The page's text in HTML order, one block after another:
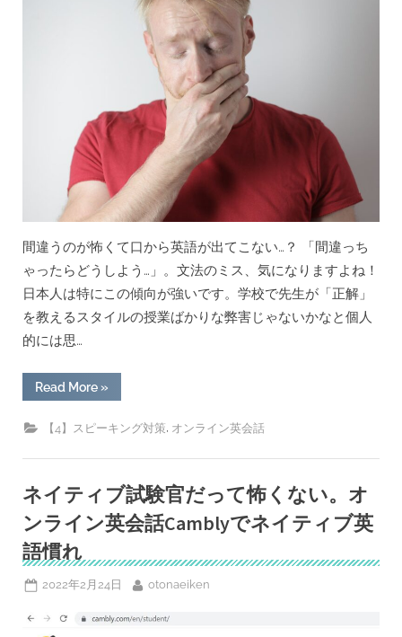
間違うのが怖くて口から英語が出てこない…？ 「間違っち
ゃったらどうしよう…」。文法のミス、気になりますよね！
日本人は特にこの傾向が強いです。学校で先生が「正解」
を教えるスタイルの授業ばかりな弊害じゃないかなと個人
的には思…
Read More“ス
ピ
キ
で
法
誤
り
を
こ
で
に
す
»
【4】スピーキング対策 オンライン英会話
ネイティブ試験官だって怖くない。オ
ンライン英会話Camblyでネイティブ英
語慣れ
Posted
2022年2月24日 By
otonaeiken